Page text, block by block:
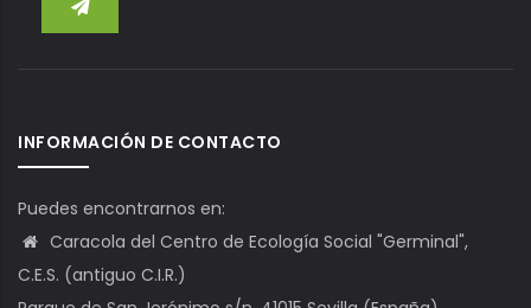
INFORMACIÓN DE CONTACTO
Puedes encontrarnos en:
Caracola del Centro de Ecología Social "Germinal",
C.E.S. (antiguo C.I.R.)